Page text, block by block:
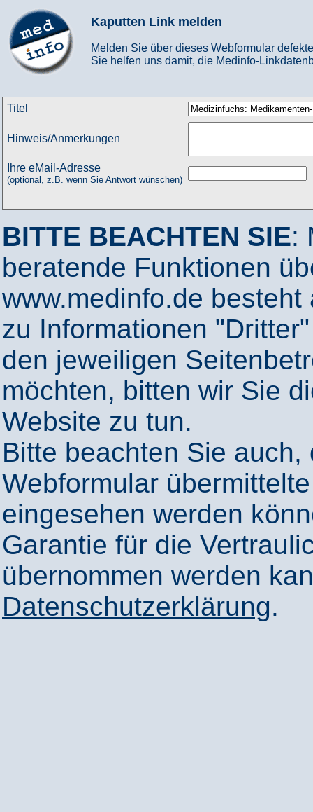
Kaputten Link melden
Melden Sie über dieses Webformular
Sie helfen uns damit, die Medinfo-
Titel
Hinweis/Anmerkungen
Ihre eMail-Adresse
(optional, z.B. wenn Sie Antwort wünschen)
BITTE BEACHTEN SIE:
beratende Funktionen
www.medinfo.de
zu Informationen
den jeweiligen
möchten, bitten wir Sie
Website zu tun.
Bitte beachten Sie
Webformular
eingesehen werden
Garantie für die
übernommen werden
Datenschutzerklärung.